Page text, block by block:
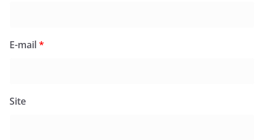
E-mail*
Site